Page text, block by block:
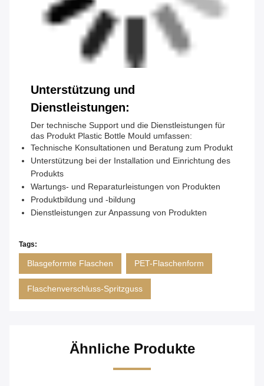
Unterstützung und
Dienstleistungen:
Der technische Support und die Dienstleistungen für
das Produkt Plastic Bottle Mould umfassen:
Technische Konsultationen und Beratung zum Produkt
Unterstützung bei der Installation und Einrichtung des
Produkts
Wartungs- und Reparaturleistungen von Produkten
Produktbildung und -bildung
Dienstleistungen zur Anpassung von Produkten
Tags:
Blasgeformte Flaschen PET-Flaschenform
Flaschenverschluss-Spritzguss
Ähnliche Produkte